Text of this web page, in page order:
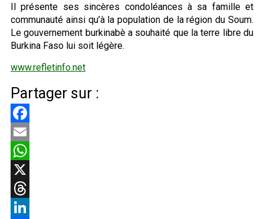
Il présente ses sincères condoléances à sa famille et
communauté ainsi qu’à la population de la région du Soum.
Le gouvernement burkinabè a souhaité que la terre libre du
Burkina Faso lui soit légère.
www.refletinfo.net
Partager sur :
Facebook
Email
WhatsApp
X
Threads